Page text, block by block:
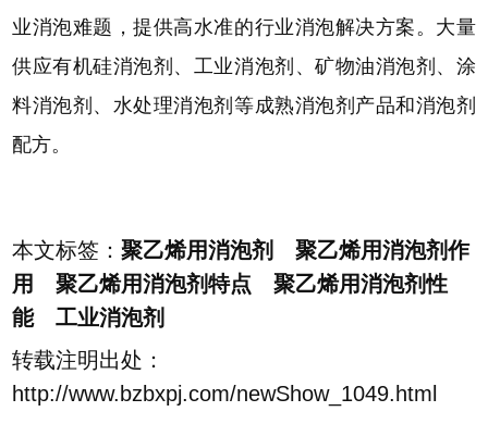
业消泡难题，提供高水准的行业消泡解决方案。大量
供应有机硅消泡剂、工业消泡剂、矿物油消泡剂、涂
料消泡剂、水处理消泡剂等成熟消泡剂产品和消泡剂
配方。
本文标签：聚乙烯用消泡剂 聚乙烯用消泡剂作
用 聚乙烯用消泡剂特点 聚乙烯用消泡剂性
能 工业消泡剂
转载注明出处：
http://www.bzbxpj.com/newShow_1049.html